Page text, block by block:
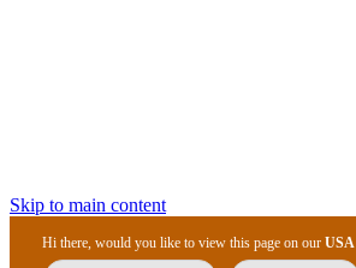
Skip to main content
Hi there, would you like to view this page on ourUSA